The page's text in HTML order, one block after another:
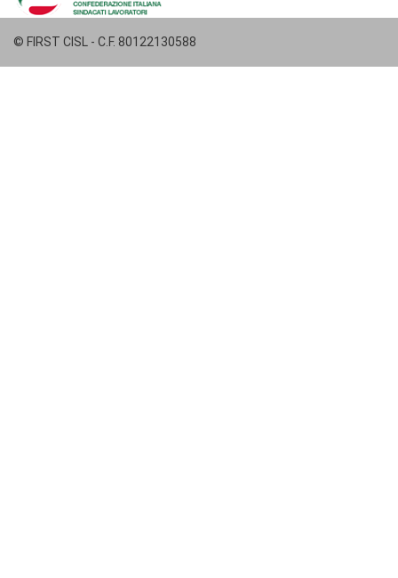
© FIRST CISL - C.F. 80122130588